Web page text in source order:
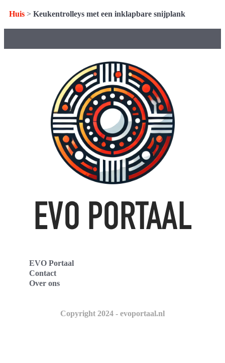
Huis > Keukentrolleys met een inklapbare snijplank
EVO Portaal
Contact
Over ons
Copyright 2024 - evoportaal.nl